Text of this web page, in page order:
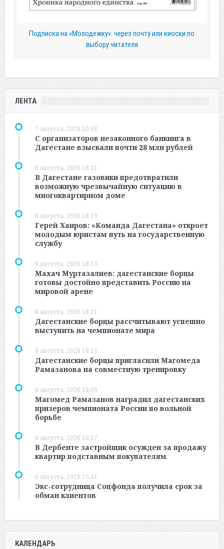
Подписка на «Молодежку»: через почту или киоски по
выбору читателя
ЛЕНТА
7 августа, 2026 10:58
С организаторов незаконного банкинга в
Дагестане взыскали почти 28 млн рублей
6 августа, 2026 18:21
В Дагестане газовики предотвратили
возможную чрезвычайную ситуацию в
многоквартирном доме
6 августа, 2026 18:19
Герей Хаиров: «Команда Дагестана» откроет
молодым юристам путь на государственную
службу
6 августа, 2026 18:13
Махач Муртазалиев: дагестанские борцы
готовы достойно представить Россию на
мировой арене
6 августа, 2026 18:11
Дагестанские борцы рассчитывают успешно
выступить на чемпионате мира
6 августа, 2026 18:10
Дагестанские борцы пригласили Магомеда
Рамазанова на совместную тренировку
6 августа, 2026 18:09
Магомед Рамазанов наградил дагестанских
призеров чемпионата России по вольной
борьбе
6 августа, 2026 16:57
В Дербенте застройщик осужден за продажу
квартир подставным покупателям
6 августа, 2026 15:41
Экс-сотрудница Соцфонда получила срок за
обман клиентов
КАЛЕНДАРЬ